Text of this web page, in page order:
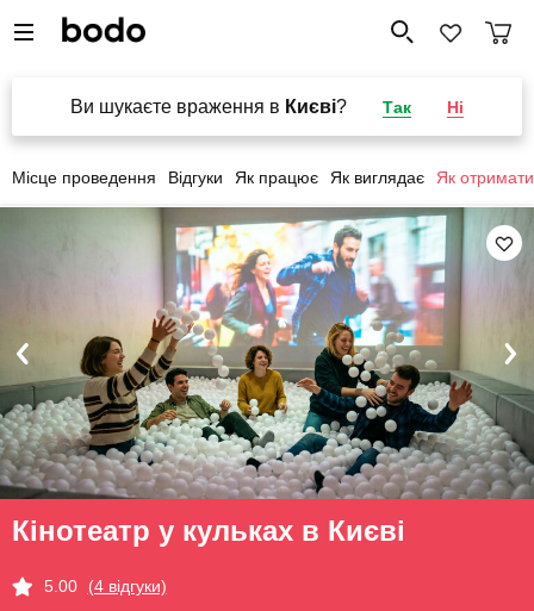
Ви шукаєте враження в Києві? Так Ні
Місце проведення Відгуки Як працює Як виглядає Як отримати
Кінотеатр у кульках в Києві
5.00 (4 відгуки)